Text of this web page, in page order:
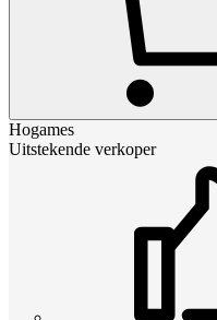
Hogames
Uitstekende verkoper